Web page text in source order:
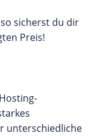
sicherst du dir
Preis!
unterschiedliche